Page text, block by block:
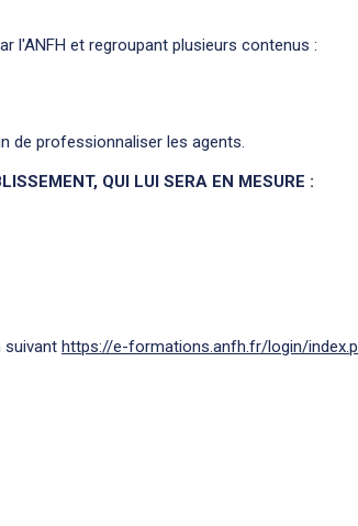
l'ANFH et regroupant plusieurs contenus :
de professionnaliser les agents.
QUI LUI SERA EN MESURE :
suivant https://e-formations.anfh.fr/login/